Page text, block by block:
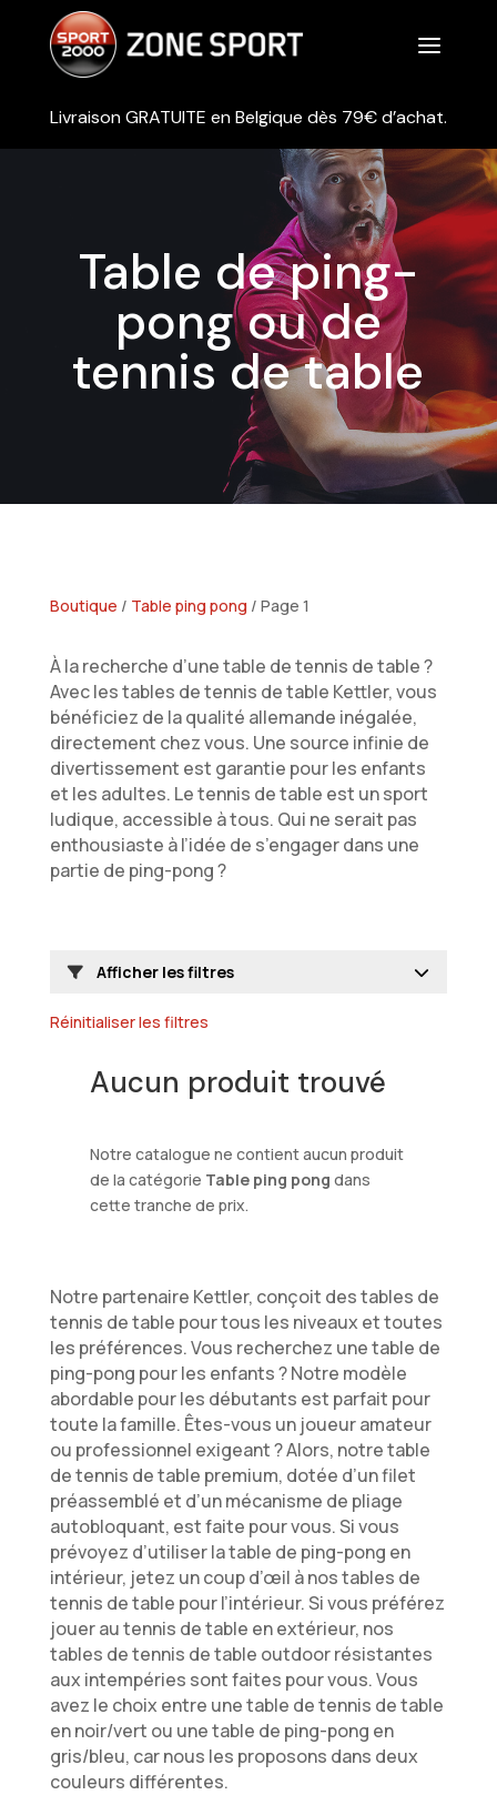
a
Livraison GRATUITE en Belgique dès 79€ d’achat.
Table de ping-
pong ou de
tennis de table
Boutique / Table ping pong / Page 1
À la recherche d’une table de tennis de table ?
Avec les tables de tennis de table Kettler, vous
bénéficiez de la qualité allemande inégalée,
directement chez vous. Une source infinie de
divertissement est garantie pour les enfants
et les adultes. Le tennis de table est un sport
ludique, accessible à tous. Qui ne serait pas
enthousiaste à l’idée de s’engager dans une
partie de ping-pong ?
Afficher les filtres
Réinitialiser les filtres
Aucun produit trouvé
Notre catalogue ne contient aucun produit
de la catégorie Table ping pong dans
cette tranche de prix.
Notre partenaire Kettler, conçoit des tables de
tennis de table pour tous les niveaux et toutes
les préférences. Vous recherchez une table de
ping-pong pour les enfants ? Notre modèle
abordable pour les débutants est parfait pour
toute la famille. Êtes-vous un joueur amateur
ou professionnel exigeant ? Alors, notre table
de tennis de table premium, dotée d’un filet
préassemblé et d’un mécanisme de pliage
autobloquant, est faite pour vous. Si vous
prévoyez d’utiliser la table de ping-pong en
intérieur, jetez un coup d’œil à nos tables de
tennis de table pour l’intérieur. Si vous préférez
jouer au tennis de table en extérieur, nos
tables de tennis de table outdoor résistantes
aux intempéries sont faites pour vous. Vous
avez le choix entre une table de tennis de table
en noir/vert ou une table de ping-pong en
gris/bleu, car nous les proposons dans deux
couleurs différentes.